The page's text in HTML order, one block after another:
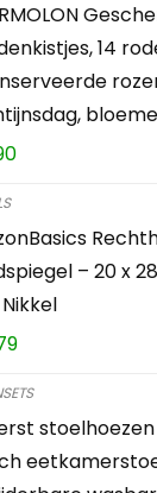
14
– 20 x